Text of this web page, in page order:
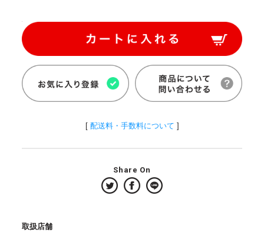
[ 配送料・手数料について ]
Share On
取扱店舗